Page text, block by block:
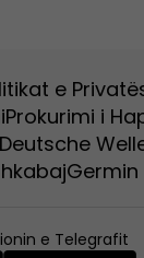
e
Prokurimi i
Deutsche
Germin
e Telegrafit